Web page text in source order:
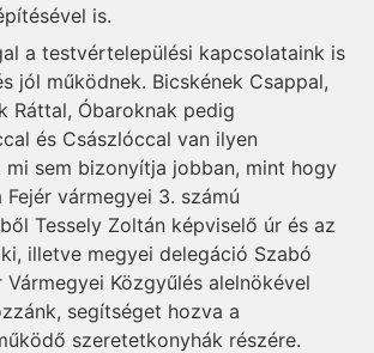
is.
a testvértelepülési kapcsolataink is
jól működnek. Bicskének Csappal,
Ráttal, Óbaroknak pedig
és Császlóccal van ilyen
mi sem bizonyítja jobban, mint hogy
Fejér vármegyei 3. számú
Tessely Zoltán képviselő úr és az
illetve megyei delegáció Szabó
Vármegyei Közgyűlés alelnökével
segítséget hozva a
szeretetkonyhák részére.